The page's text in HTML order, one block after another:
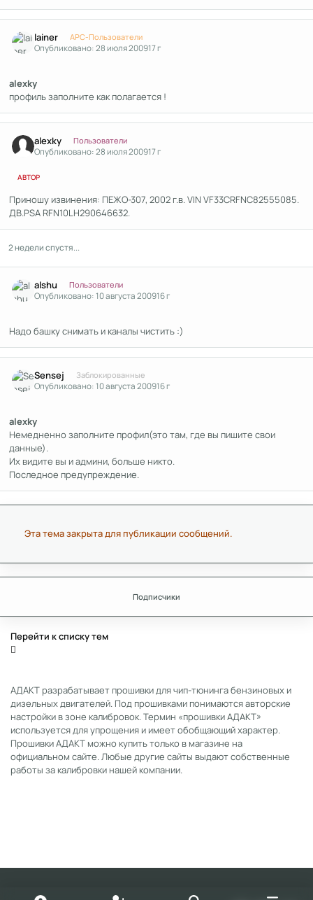
lainer APC-Пользователи
Опубликовано:28 июля 200917 г
alexky
профиль заполните как полагается !
alexky Пользователи
Опубликовано:28 июля 200917 г
АВТОР
Приношу извинения: ПЕЖО-307, 2002 г.в. VIN VF33CRFNC82555085.
ДВ.PSA RFN10LH290646632.
2 недели спустя...
alshu Пользователи
Опубликовано:10 августа 200916 г
Надо башку снимать и каналы чистить :)
Sensej Заблокированные
Опубликовано:10 августа 200916 г
alexky
Немедненно заполните профил(это там, где вы пишите свои
данные).
Их видите вы и админи, больше никто.
Последное предупреждение.
Эта тема закрыта для публикации сообщений.
Подписчики
Перейти к списку тем
АДАКТ разрабатывает прошивки для чип-тюнинга бензиновых и
дизельных двигателей. Под прошивками понимаются авторские
настройки в зоне калибровок. Термин «прошивки АДАКТ»
используется для упрощения и имеет обобщающий характер.
Прошивки АДАКТ можно купить только в магазине на
официальном сайте. Любые другие сайты выдают собственные
работы за калибровки нашей компании.